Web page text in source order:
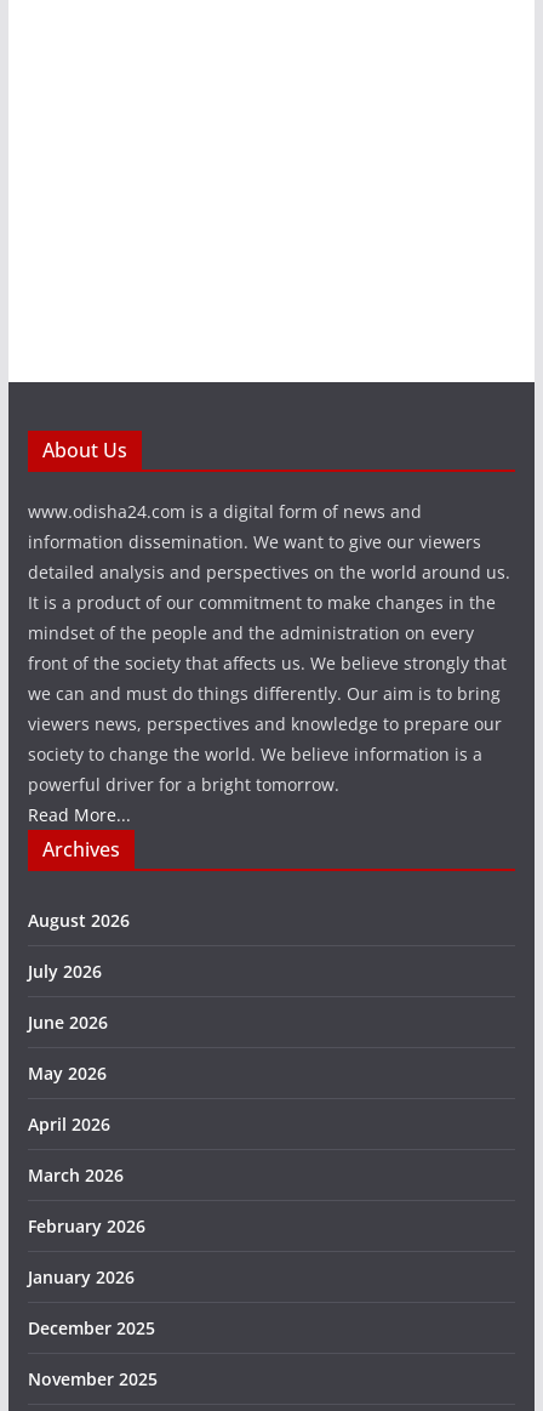
About Us
www.odisha24.com is a digital form of news and
information dissemination. We want to give our viewers
detailed analysis and perspectives on the world around us.
It is a product of our commitment to make changes in the
mindset of the people and the administration on every
front of the society that affects us. We believe strongly that
we can and must do things differently. Our aim is to bring
viewers news, perspectives and knowledge to prepare our
society to change the world. We believe information is a
powerful driver for a bright tomorrow.
Read More...
Archives
August 2026
July 2026
June 2026
May 2026
April 2026
March 2026
February 2026
January 2026
December 2025
November 2025